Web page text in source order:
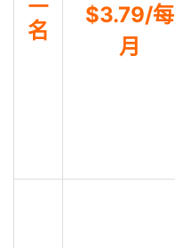
名
$3.79/每
月